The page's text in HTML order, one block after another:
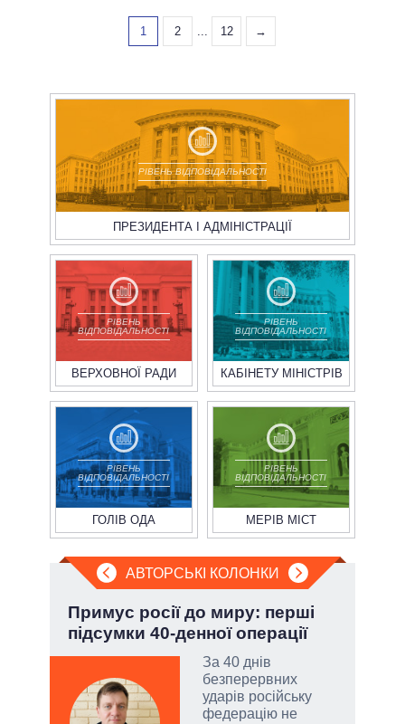
1 2 ... 12 →
РІВЕНЬ ВІДПОВІДАЛЬНОСТІ
ПРЕЗИДЕНТА І АДМІНІСТРАЦІЇ
РІВЕНЬ
ВІДПОВІДАЛЬНОСТІ
ВЕРХОВНОЇ РАДИ
РІВЕНЬ
ВІДПОВІДАЛЬНОСТІ
КАБІНЕТУ МІНІСТРІВ
РІВЕНЬ
ВІДПОВІДАЛЬНОСТІ
ГОЛІВ ОДА
РІВЕНЬ
ВІДПОВІДАЛЬНОСТІ
МЕРІВ МІСТ
АВТОРСЬКІ КОЛОНКИ
Примус росії до миру: перші
підсумки 40-денної операції
За 40 днів
безперервних
ударів російську
федерацію не